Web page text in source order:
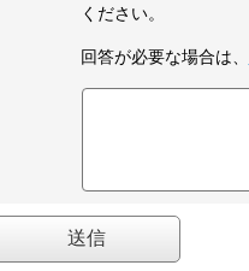
ください。
回答が必要な場合は、